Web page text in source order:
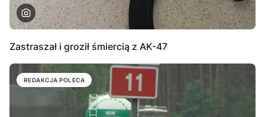
Zastraszał i groził śmiercią z AK-47
REDAKCJA POLECA